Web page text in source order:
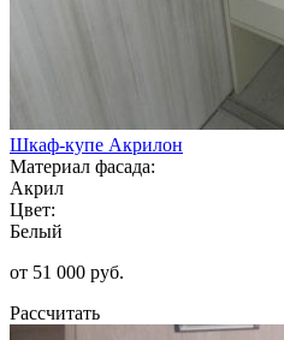
Шкаф-купе Акрилон
Материал фасада:
Акрил
Цвет:
Белый
от 51 000 руб.
Рассчитать